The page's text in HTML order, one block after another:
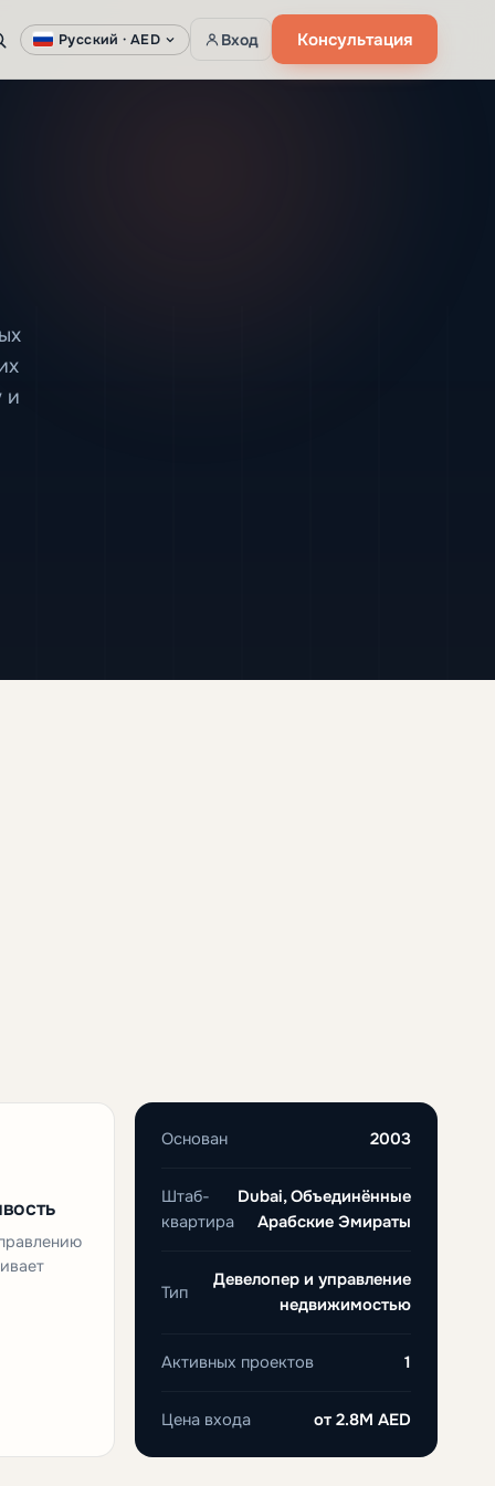
Русский · AED Вход Консультация
и
Основан 2003
Штаб-
квартира
Dubai, Объединённые
Арабские Эмираты
Тип
Девелопер и управление
недвижимостью
Активных проектов 1
Цена входа от 2.8M AED